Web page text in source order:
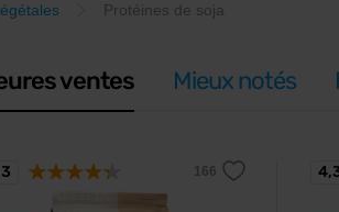
Protéines de soja
ventes Mieux notés